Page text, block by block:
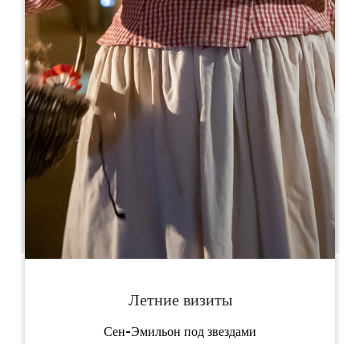
Я Ф М А М И И А С О Н Д
ДНИ ОТКРЫТИЯ
П
AM
PM
В
AM
PM
С
AM
PM
Ч
AM
PM
П С
AM
В
0.55 km
11h30 en Français 16h30 en Anglais
1h
1 за час(ы) до начала представления
Скопируйте GPS-код
Летние визиты
Сен-Эмильон под звездами